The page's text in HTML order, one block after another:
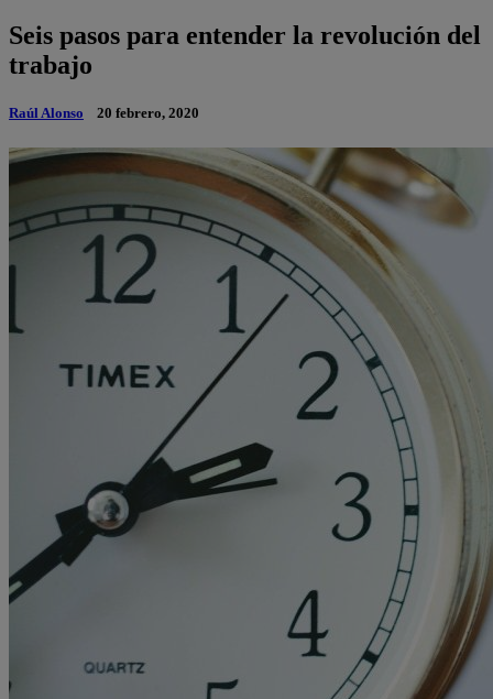
Seis pasos para entender la revolución del
trabajo
Raúl Alonso 20 febrero, 2020